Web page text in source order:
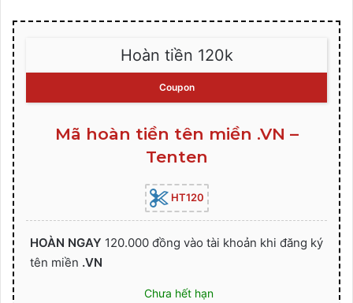
Hoàn tiền 120k
Coupon
Mã hoàn tiền tên miền .VN –
Tenten
HT120
HOÀN NGAY 120.000 đồng vào tài khoản khi đăng ký
tên miền .VN
Chưa hết hạn